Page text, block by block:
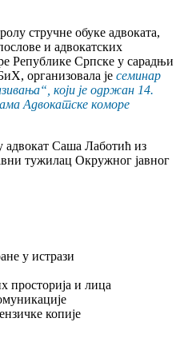
стручне обуке aдвоката,
и aдвокатских
Републике Српске у сарадњи
организовала је семинар
“ , који је одржан 14.
Адвокатске коморе
адвокат Саша Лаботић из
тужилац Окружног јавног
у истрази
просторија и лица
копије